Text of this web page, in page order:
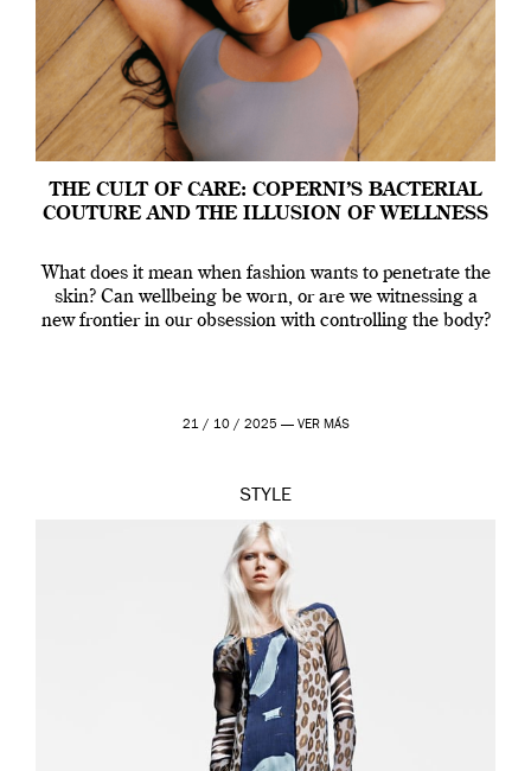
THE CULT OF CARE: COPERNI’S BACTERIAL
COUTURE AND THE ILLUSION OF WELLNESS
What does it mean when fashion wants to penetrate the
skin? Can wellbeing be worn, or are we witnessing a
new frontier in our obsession with controlling the body?
21 / 10 / 2025 — VER MÁS
STYLE